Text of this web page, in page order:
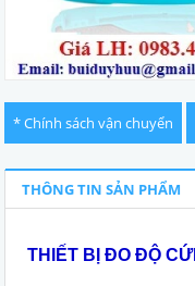
* Chính sách vận chuyển
THÔNG TIN SẢN PHẨM
THIẾT BỊ ĐO ĐỘ